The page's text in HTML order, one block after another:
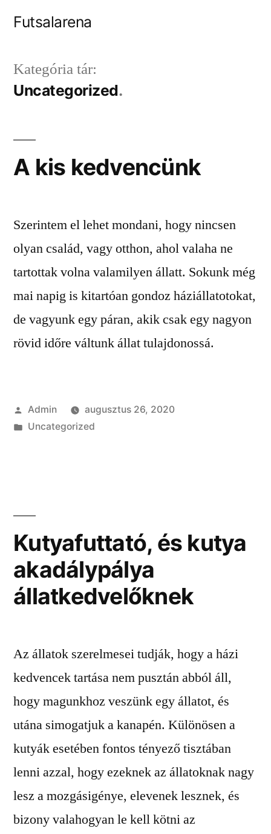
Futsalarena
Kategória tár:
Uncategorized
A kis kedvencünk
Szerintem el lehet mondani, hogy nincsen
olyan család, vagy otthon, ahol valaha ne
tartottak volna valamilyen állatt. Sokunk még
mai napig is kitartóan gondoz háziállatotokat,
de vagyunk egy páran, akik csak egy nagyon
rövid időre váltunk állat tulajdonossá.
Szerző:
Admin
augusztus 26, 2020
Kategória:
Uncategorized
Kutyafuttató, és kutya
akadálypálya
állatkedvelőknek
Az állatok szerelmesei tudják, hogy a házi
kedvencek tartása nem pusztán abból áll,
hogy magunkhoz veszünk egy állatot, és
utána simogatjuk a kanapén. Különösen a
kutyák esetében fontos tényező tisztában
lenni azzal, hogy ezeknek az állatoknak nagy
lesz a mozgásigénye, elevenek lesznek, és
bizony valahogyan le kell kötni az